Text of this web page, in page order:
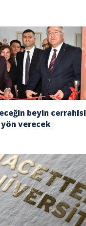
beyin cerrahisi
verecek